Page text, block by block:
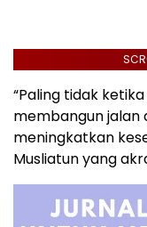
“Paling tidak
membangun jalan
meningkatkan
Musliatun yang